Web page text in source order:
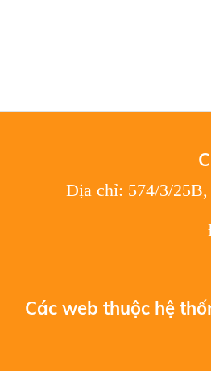
Địa chỉ: 574/3/
Các web thuộc hệ